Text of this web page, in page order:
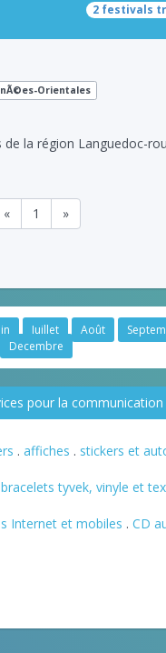
2 festivals
Orientales
la région Languedoc-
« 1 »
Juillet Août
Decembre
pour la
. affiches . stickers et
bracelets tyvek, vinyle et
Internet et mobiles . CD